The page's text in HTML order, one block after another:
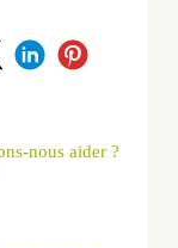
nous aider ?